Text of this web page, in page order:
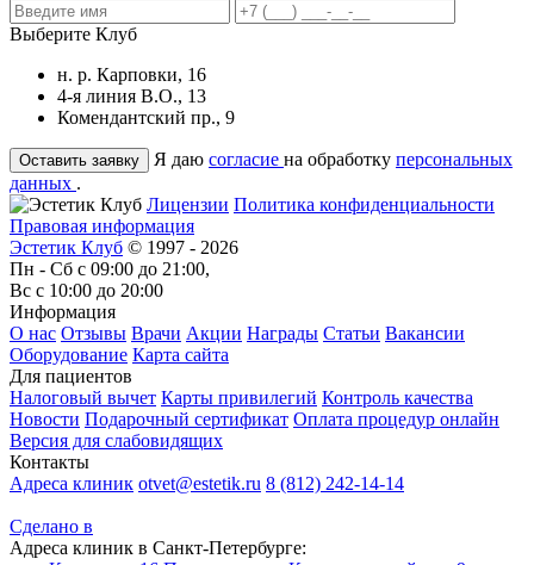
Выберите Клуб
н. р. Карповки, 16
4-я линия В.О., 13
Комендантский пр., 9
Я даю согласие на обработку персональных
данных .
Лицензии Политика конфиденциальности
Правовая информация
Эстетик Клуб © 1997 - 2026
Пн - Сб с 09:00 до 21:00,
Вс с 10:00 до 20:00
Информация
О нас Отзывы Врачи Акции Награды Статьи Вакансии
Оборудование Карта сайта
Для пациентов
Налоговый вычет Карты привилегий Контроль качества
Новости Подарочный сертификат Оплата процедур онлайн
Версия для слабовидящих
Контакты
Адреса клиник otvet@estetik.ru 8 (812) 242-14-14
Сделано в
Адреса клиник в Санкт-Петербурге: